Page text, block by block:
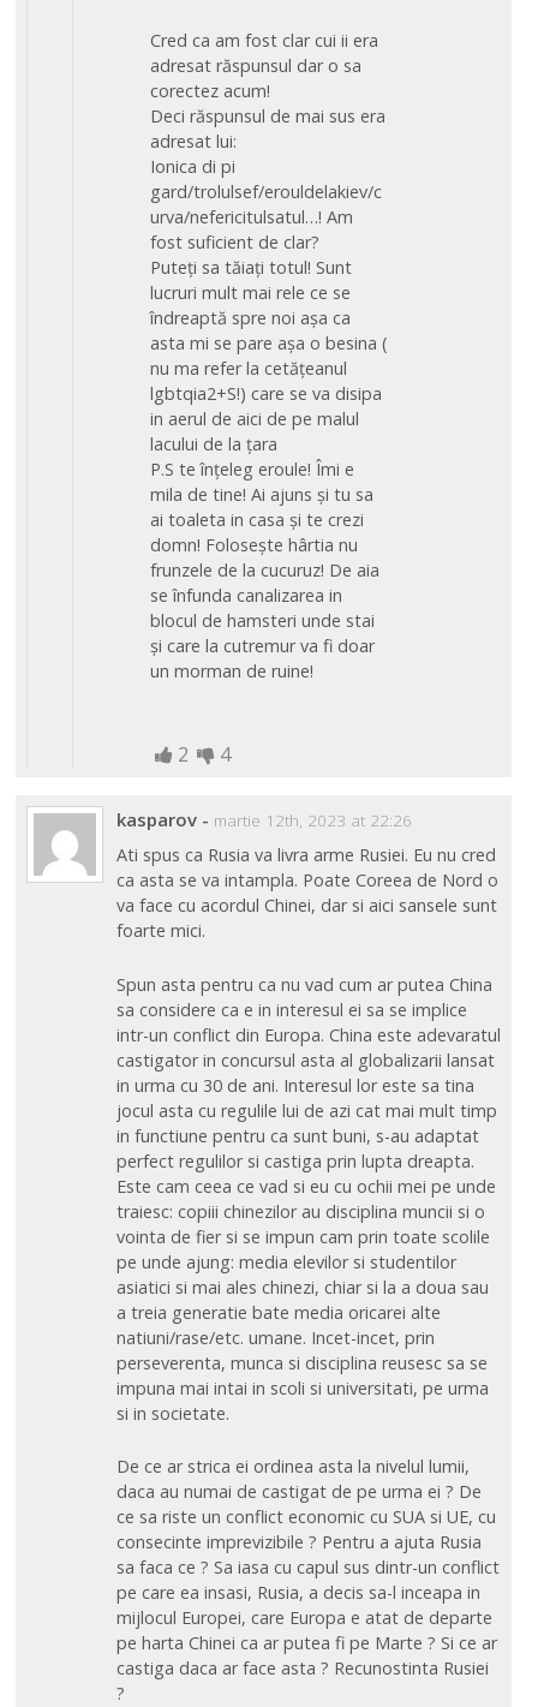
Cred ca am fost clar cui ii era
adresat răspunsul dar o sa
corectez acum!
Deci răspunsul de mai sus era
adresat lui:
Ionica di pi
gard/trolulsef/erouldelakiev/c
urva/nefericitulsatul…! Am
fost suficient de clar?
Puteți sa tăiați totul! Sunt
lucruri mult mai rele ce se
îndreaptă spre noi așa ca
asta mi se pare așa o besina (
nu ma refer la cetățeanul
lgbtqia2+S!) care se va disipa
in aerul de aici de pe malul
lacului de la țara
P.S te înțeleg eroule! Îmi e
mila de tine! Ai ajuns și tu sa
ai toaleta in casa și te crezi
domn! Folosește hârtia nu
frunzele de la cucuruz! De aia
se înfunda canalizarea in
blocul de hamsteri unde stai
și care la cutremur va fi doar
un morman de ruine!
2 4
kasparov - martie 12th, 2023 at 22:26
Ati spus ca Rusia va livra arme Rusiei. Eu nu cred
ca asta se va intampla. Poate Coreea de Nord o
va face cu acordul Chinei, dar si aici sansele sunt
foarte mici.
Spun asta pentru ca nu vad cum ar putea China
sa considere ca e in interesul ei sa se implice
intr-un conflict din Europa. China este adevaratul
castigator in concursul asta al globalizarii lansat
in urma cu 30 de ani. Interesul lor este sa tina
jocul asta cu regulile lui de azi cat mai mult timp
in functiune pentru ca sunt buni, s-au adaptat
perfect regulilor si castiga prin lupta dreapta.
Este cam ceea ce vad si eu cu ochii mei pe unde
traiesc: copiii chinezilor au disciplina muncii si o
vointa de fier si se impun cam prin toate scolile
pe unde ajung: media elevilor si studentilor
asiatici si mai ales chinezi, chiar si la a doua sau
a treia generatie bate media oricarei alte
natiuni/rase/etc. umane. Incet-incet, prin
perseverenta, munca si disciplina reusesc sa se
impuna mai intai in scoli si universitati, pe urma
si in societate.
De ce ar strica ei ordinea asta la nivelul lumii,
daca au numai de castigat de pe urma ei ? De
ce sa riste un conflict economic cu SUA si UE, cu
consecinte imprevizibile ? Pentru a ajuta Rusia
sa faca ce ? Sa iasa cu capul sus dintr-un conflict
pe care ea insasi, Rusia, a decis sa-l inceapa in
mijlocul Europei, care Europa e atat de departe
pe harta Chinei ca ar putea fi pe Marte ? Si ce ar
castiga daca ar face asta ? Recunostinta Rusiei
?